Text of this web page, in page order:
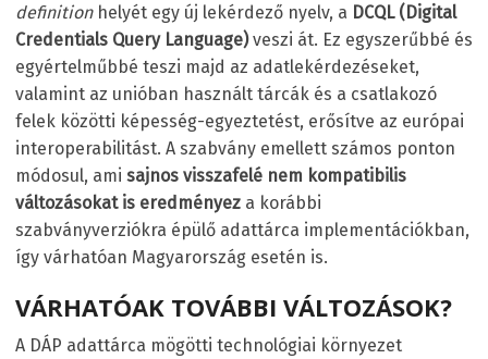
definitionhelyét egy új lekérdező nyelv, a DCQL (Digital
Credentials Query Language)veszi át. Ez egyszerűbbé és
egyértelműbbé teszi majd az adatlekérdezéseket,
valamint az unióban használt tárcák és a csatlakozó
felek közötti képesség-egyeztetést, erősítve az európai
interoperabilitást. A szabvány emellett számos ponton
módosul, ami sajnos visszafelé nem kompatibilis
változásokat is eredményez a korábbi
szabványverziókra épülő adattárca implementációkban,
így várhatóan Magyarország esetén is.
VÁRHATÓAK TOVÁBBI VÁLTOZÁSOK?
A DÁP adattárca mögötti technológiai környezet